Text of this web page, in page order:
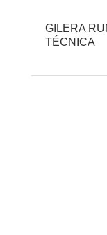
GILERA
TÉCNICA